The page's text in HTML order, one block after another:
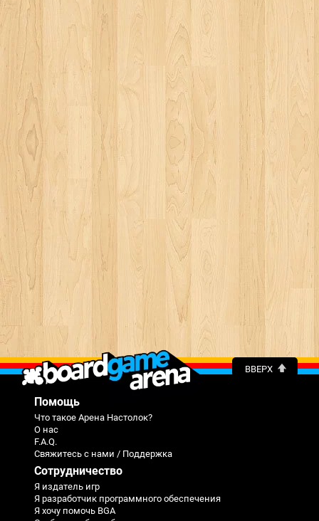
ВВЕРХ
Помощь
Что такое Арена Настолок?
О нас
F.A.Q.
Свяжитесь с нами / Поддержка
Сотрудничество
Я издатель игр
Я разработчик программного обеспечения
Я хочу помочь BGA